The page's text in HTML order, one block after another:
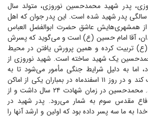
پدر شهید محمد‌حسین نوروزی، متولد سال
۱۳۵۸ است و در سن ۴۶ سالگی پدر شهید شده است. این پدر جوان که اهل
همشهری‌هایش عاشق حضرت ابوالفضل العباس
آقا امام حسین (ع) است و می‌گوید که پسرش
تربیت کرده و همین پرورش یافتن در محیط
یک شهید ساخته است. شهید نوروزی از
اما به دلیل شرایط جنگی مأمور می‌شود تا به
همرزمانش در فراجا کمک کند و در روز ۱۱ اسفندماه در بمباران یکی از اماکن
پلیس به شهادت می‌رسد. محمد‌حسین در زمان شهادت ۲۴ سال داشت و از
مقدس سوم به شمار می‌رود. پدر شهید در
به ما سه پسر داده بود که اولین و ارشد آنها را